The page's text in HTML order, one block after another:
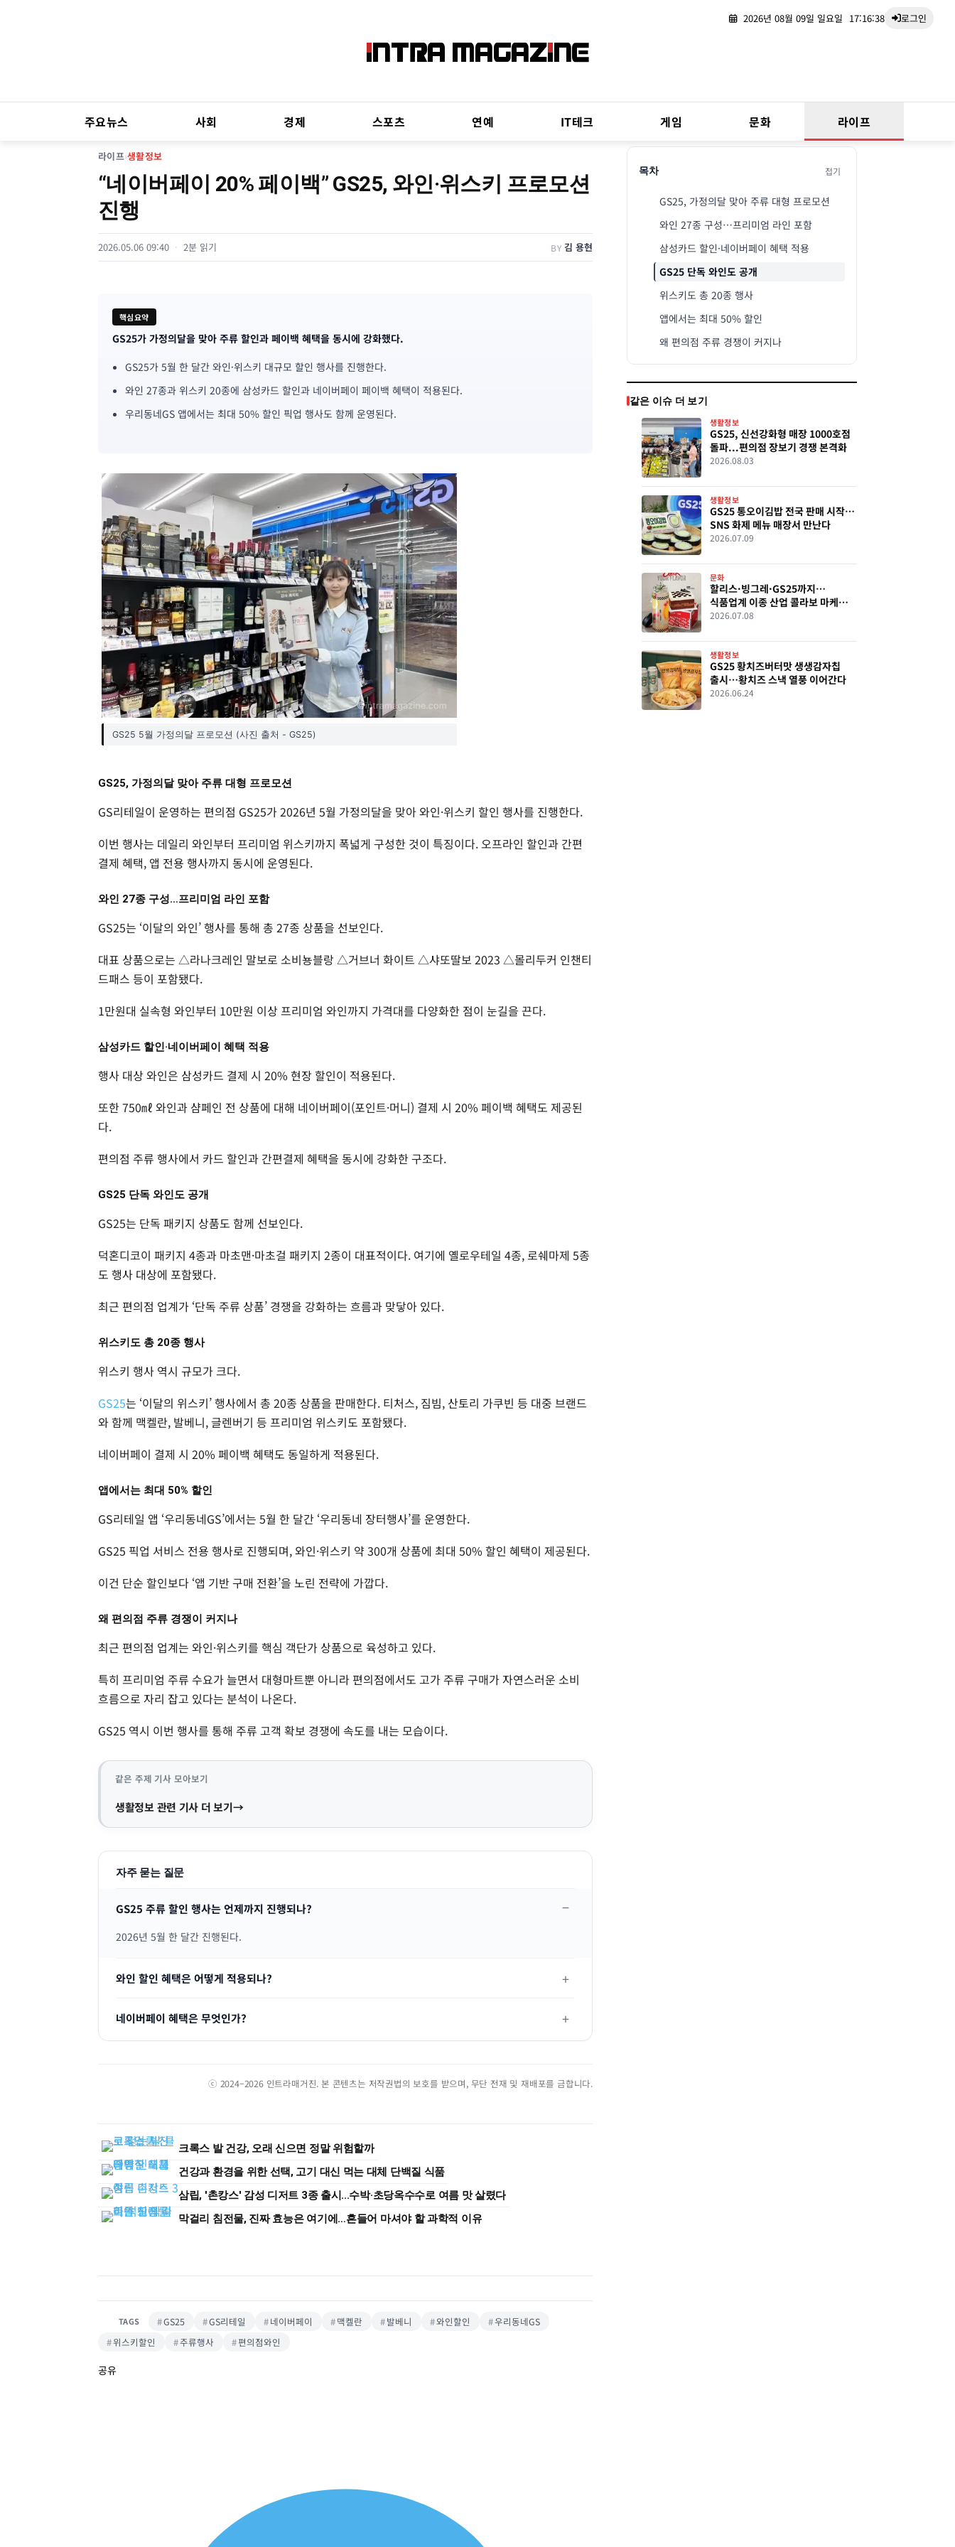
2026년 08월 09일 일요일 17:16:39 로그인
주요뉴스 사회 경제 스포츠 연예 IT테크 게임 문화 라이프
라이프›생활정보
“네이버페이 20% 페이백” GS25, 와인·위스키 프로모션
진행
2026.05.06 09:40 2분 읽기 BY 김 용현
핵심요약
기
사
약
GS25가 가정의달을 맞아 주류 할인과 페이백 혜택을 동시에 강화했다.
GS25가 5월 한 달간 와인·위스키 대규모 할인 행사를 진행한다.
와인 27종과 위스키 20종에 삼성카드 할인과 네이버페이 페이백 혜택이 적용된다.
우리동네GS 앱에서는 최대 50% 할인 픽업 행사도 함께 운영된다.
GS25 5월 가정의달 프로모션 (사진 출처 - GS25)
GS25, 가정의달 맞아 주류 대형 프로모션
GS리테일이 운영하는 편의점 GS25가 2026년 5월 가정의달을 맞아 와인·위스키 할인 행사를 진행한다.
이번 행사는 데일리 와인부터 프리미엄 위스키까지 폭넓게 구성한 것이 특징이다. 오프라인 할인과 간편
결제 혜택, 앱 전용 행사까지 동시에 운영된다.
와인 27종 구성…프리미엄 라인 포함
GS25는 ‘이달의 와인’ 행사를 통해 총 27종 상품을 선보인다.
대표 상품으로는 △라나크레인 말보로 소비뇽블랑 △거브너 화이트 △샤또딸보 2023 △몰리두커 인챈티
드패스 등이 포함됐다.
1만원대 실속형 와인부터 10만원 이상 프리미엄 와인까지 가격대를 다양화한 점이 눈길을 끈다.
삼성카드 할인·네이버페이 혜택 적용
행사 대상 와인은 삼성카드 결제 시 20% 현장 할인이 적용된다.
또한 750㎖ 와인과 샴페인 전 상품에 대해 네이버페이(포인트·머니) 결제 시 20% 페이백 혜택도 제공된
다.
편의점 주류 행사에서 카드 할인과 간편결제 혜택을 동시에 강화한 구조다.
GS25 단독 와인도 공개
GS25는 단독 패키지 상품도 함께 선보인다.
덕혼디코이 패키지 4종과 마초맨·마초걸 패키지 2종이 대표적이다. 여기에 옐로우테일 4종, 로쉐마제 5종
도 행사 대상에 포함됐다.
최근 편의점 업계가 ‘단독 주류 상품’ 경쟁을 강화하는 흐름과 맞닿아 있다.
위스키도 총 20종 행사
위스키 행사 역시 규모가 크다.
GS25는 ‘이달의 위스키’ 행사에서 총 20종 상품을 판매한다. 티처스, 짐빔, 산토리 가쿠빈 등 대중 브랜드
와 함께 맥켈란, 발베니, 글렌버기 등 프리미엄 위스키도 포함됐다.
네이버페이 결제 시 20% 페이백 혜택도 동일하게 적용된다.
앱에서는 최대 50% 할인
GS리테일 앱 ‘우리동네GS’에서는 5월 한 달간 ‘우리동네 장터행사’를 운영한다.
GS25 픽업 서비스 전용 행사로 진행되며, 와인·위스키 약 300개 상품에 최대 50% 할인 혜택이 제공된다.
이건 단순 할인보다 ‘앱 기반 구매 전환’을 노린 전략에 가깝다.
왜 편의점 주류 경쟁이 커지나
최근 편의점 업계는 와인·위스키를 핵심 객단가 상품으로 육성하고 있다.
특히 프리미엄 주류 수요가 늘면서 대형마트뿐 아니라 편의점에서도 고가 주류 구매가 자연스러운 소비
흐름으로 자리 잡고 있다는 분석이 나온다.
GS25 역시 이번 행사를 통해 주류 고객 확보 경쟁에 속도를 내는 모습이다.
같은 주제 기사 모아보기
생활정보 관련 기사 더 보기
자주 묻는 질문
GS25 주류 할인 행사는 언제까지 진행되나?
2026년 5월 한 달간 진행된다.
와인 할인 혜택은 어떻게 적용되나?
네이버페이 혜택은 무엇인가?
ⓒ 2024–2026 인트라매거진. 본 콘텐츠는 저작권법의 보호를 받으며, 무단 전재 및 재배포를 금합니다.
크록스 발 건강, 오래 신으면 정말 위험할까
건강과 환경을 위한 선택, 고기 대신 먹는 대체 단백질 식품
삼립, '촌캉스' 감성 디저트 3종 출시...수박·초당옥수수로 여름 맛 살렸다
막걸리 침전물, 진짜 효능은 여기에…흔들어 마셔야 할 과학적 이유
TAGS GS25 GS리테일 네이버페이 맥켈란 발베니 와인할인
우리동네GS
위스키할인
주류행사 편의점와인
공유
목차 접기
GS25, 가정의달 맞아 주류 대형 프로모션
와인 27종 구성…프리미엄 라인 포함
삼성카드 할인·네이버페이 혜택 적용
GS25 단독 와인도 공개
위스키도 총 20종 행사
앱에서는 최대 50% 할인
왜 편의점 주류 경쟁이 커지나
같은 이슈 더 보기
생활정보
GS25, 신선강화형 매장 1000호점
돌파...편의점 장보기 경쟁 본격화
2026.08.03
생활정보
GS25 통오이김밥 전국 판매 시작…
SNS 화제 메뉴 매장서 만난다
2026.07.09
문화
할리스·빙그레·GS25까지…
식품업계 이종 산업 콜라보 마케팅
경쟁
2026.07.08
생활정보
GS25 황치즈버터맛 생생감자칩
출시…황치즈 스낵 열풍 이어간다
2026.06.24